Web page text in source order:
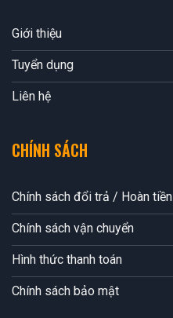
Giới thiệu
Tuyển dụng
Liên hệ
CHÍNH SÁCH
Chính sách đổi trả / Hoàn tiền
Chính sách vận chuyển
Hình thức thanh toán
Chính sách bảo mật